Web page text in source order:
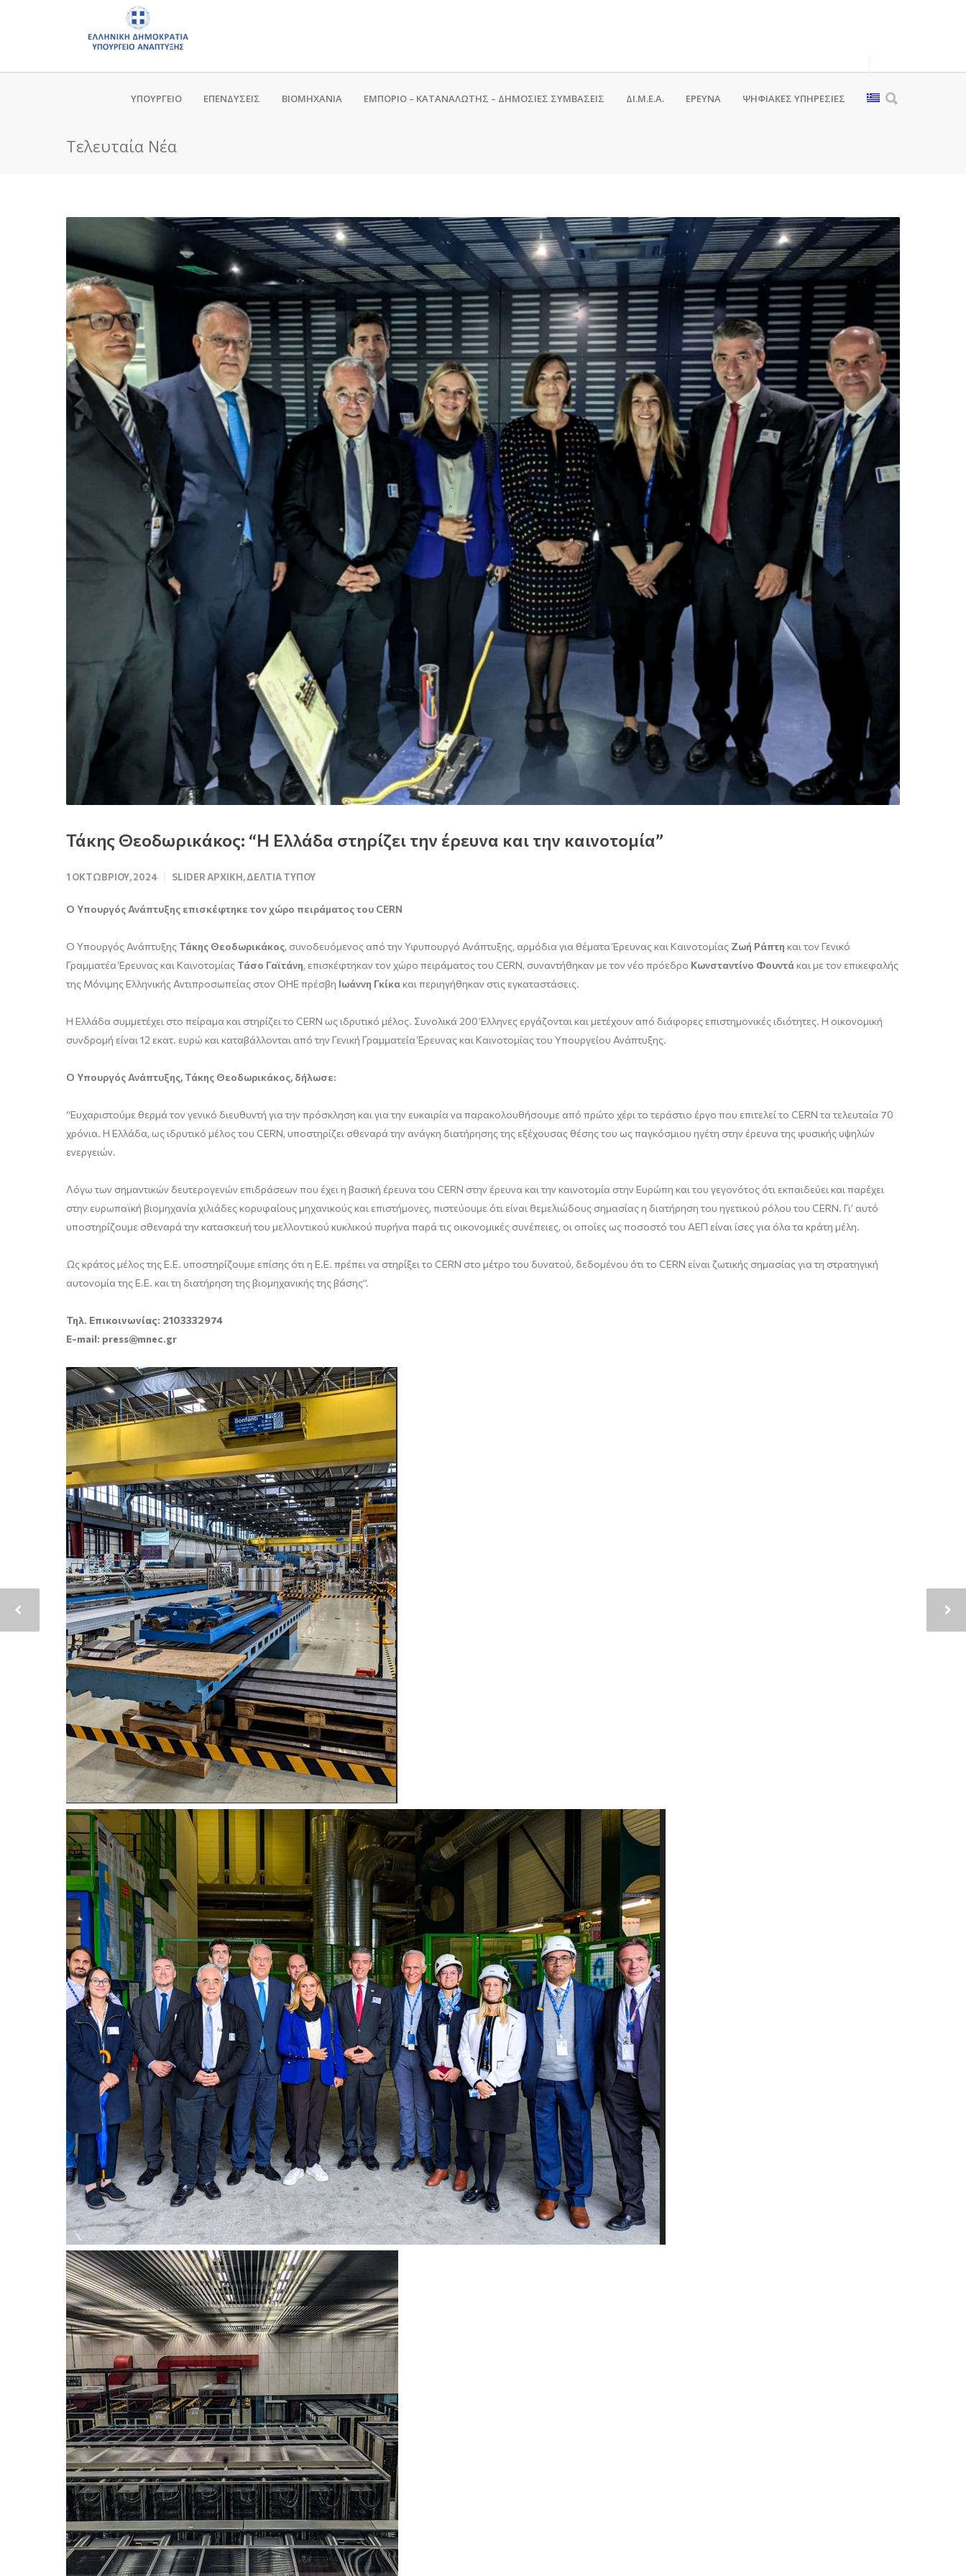
ΥΠΟΥΡΓΕΙΟ ΕΠΕΝΔΥΣΕΙΣ ΒΙΟΜΗΧΑΝΙΑ ΕΜΠΟΡΙΟ – ΚΑΤΑΝΑΛΩΤΗΣ – ΔΗΜΟΣΙΕΣ ΣΥΜΒΑΣΕΙΣ ΔΙ.Μ.Ε.Α. ΕΡΕΥΝΑ ΨΗΦΙΑΚΈΣ ΥΠΗΡΕΣΊΕΣ
Τελευταία Νέα
Τάκης Θεοδωρικάκος: “Η Ελλάδα στηρίζει την έρευνα και την καινοτομία”
1 ΟΚΤΩΒΡΊΟΥ, 2024 SLIDER ΑΡΧΙΚΉ,ΔΕΛΤΊΑ ΤΎΠΟΥ
Ο Υπουργός Ανάπτυξης επισκέφτηκε τονχώρο πειράματος του CERN
Ο Υπουργός Ανάπτυξης Τάκης Θεοδωρικάκος, συνοδευόμενος από την Υφυπουργό Ανάπτυξης, αρμόδια για θέματα Έρευνας και Καινοτομίας Ζωή Ράπτη και τον Γενικό
Γραμματέα Έρευνας και Καινοτομίας Τάσο Γαϊτάνη, επισκέφτηκαν τον χώρο πειράματος του CERN, συναντήθηκαν με τον νέο πρόεδρο Κωνσταντίνο Φουντά και με τον επικεφαλής
της Μόνιμης Ελληνικής Αντιπροσωπείας στον ΟΗΕ πρέσβη Ιωάννη Γκίκα και περιηγήθηκαν στις εγκαταστάσεις.
Η Ελλάδα συμμετέχει στο πείραμα και στηρίζει το CERN ως ιδρυτικό μέλος. Συνολικά 200 Έλληνες εργάζονται και μετέχουν από διάφορες επιστημονικές ιδιότητες. Η οικονομική
συνδρομή είναι 12 εκατ. ευρώ και καταβάλλονται από την Γενική Γραμματεία Έρευνας και Καινοτομίας του Υπουργείου Ανάπτυξης.
Ο Υπουργός Ανάπτυξης, Τάκης Θεοδωρικάκος, δήλωσε:
“Ευχαριστούμε θερμά τον γενικό διευθυντή για την πρόσκληση και για την ευκαιρία να παρακολουθήσουμε από πρώτο χέρι το τεράστιο έργο που επιτελεί το CERN τα τελευταία 70
χρόνια. Η Ελλάδα, ως ιδρυτικό μέλος του CERN, υποστηρίζει σθεναρά την ανάγκη διατήρησης της εξέχουσας θέσης του ως παγκόσμιου ηγέτη στην έρευνα της φυσικής υψηλών
ενεργειών.
Λόγω των σημαντικών δευτερογενών επιδράσεων που έχει η βασική έρευνα του CERN στην έρευνα και την καινοτομία στην Ευρώπη και του γεγονότος ότι εκπαιδεύει και παρέχει
στην ευρωπαϊκή βιομηχανία χιλιάδες κορυφαίους μηχανικούς και επιστήμονες, πιστεύουμε ότι είναι θεμελιώδους σημασίας η διατήρηση του ηγετικού ρόλου του CERN. Γι’ αυτό
υποστηρίζουμε σθεναρά την κατασκευή του μελλοντικού κυκλικού πυρήνα παρά τις οικονομικές συνέπειες, οι οποίες ως ποσοστό του ΑΕΠ είναι ίσες για όλα τα κράτη μέλη.
Ως κράτος μέλος της Ε.Ε. υποστηρίζουμε επίσης ότι η Ε.Ε. πρέπει να στηρίξει το CERN στο μέτρο του δυνατού, δεδομένου ότι το CERN είναι ζωτικής σημασίας για τη στρατηγική
αυτονομία της Ε.Ε. και τη διατήρηση της βιομηχανικής της βάσης”.
Τηλ. Επικοινωνίας: 2103332974
E-mail: press@mnec.gr